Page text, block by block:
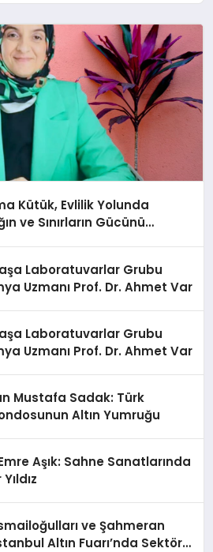
Kütük, Evlilik Yolunda
ve Sınırların Gücünü
Laboratuvarlar Grubu
Uzmanı Prof. Dr. Ahmet Var
Laboratuvarlar Grubu
Uzmanı Prof. Dr. Ahmet Var
Mustafa Sadak: Türk
Altın Yumruğu
Aşık: Sahne Sanatlarında
ve Şahmeran
Altın Fuarı’nda Sektöre